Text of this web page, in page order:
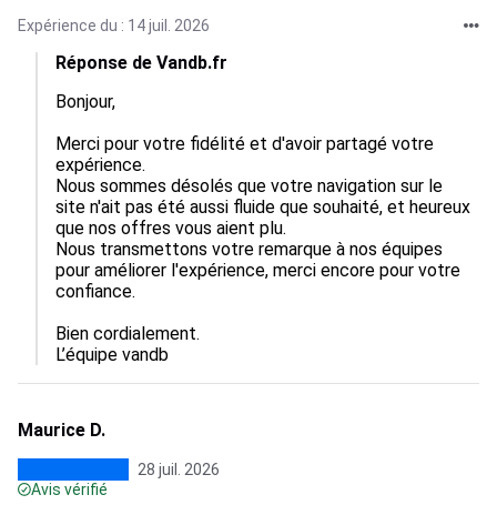
Expérience du : 14 juil. 2026
Réponse de Vandb.fr
Bonjour,
Merci pour votre fidélité et d'avoir partagé votre
expérience.
Nous sommes désolés que votre navigation sur le
site n'ait pas été aussi fluide que souhaité, et heureux
que nos offres vous aient plu.
Nous transmettons votre remarque à nos équipes
pour améliorer l'expérience, merci encore pour votre
confiance.
Bien cordialement.
L’équipe vandb
Maurice D.
28 juil. 2026
Avis vérifié